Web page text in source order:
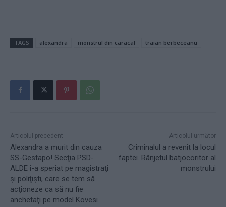
TAGS alexandra monstrul din caracal traian berbeceanu
Articolul precedent
Alexandra a murit din cauza
SS-Gestapo! Secţia PSD-
ALDE i-a speriat pe magistraţi
şi poliţişti, care se tem să
acţioneze ca să nu fie
anchetaţi pe model Kovesi
Articolul următor
Criminalul a revenit la locul
faptei. Rânjetul batjocoritor al
monstrului